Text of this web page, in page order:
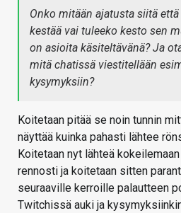
Onko mitään ajatusta siitä
kestää vai tuleeko kesto sen
on asioita käsiteltävänä? Ja
mitä chatissä viestitellään
kysymyksiin?
Koitetaan pitää se noin tunnin
näyttää kuinka pahasti lähtee
Koitetaan nyt lähteä
rennosti ja koitetaan sitten
seuraaville kerroille palautteen
Twitchissä auki ja